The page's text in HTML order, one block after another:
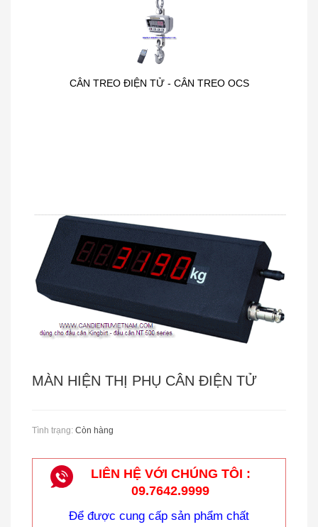
CÂN TREO ĐIỆN TỬ - CÂN TREO OCS
CÂN TREO METTLER - TOLEDO
Cân Treo Điện Tử OCS
MÀN HIỆN THỊ PHỤ CÂN ĐIỆN TỬ
Tình trạng: Còn hàng
LIÊN HỆ VỚI CHÚNG TÔI :
09.7642.9999
Để được cung cấp sản phẩm chất